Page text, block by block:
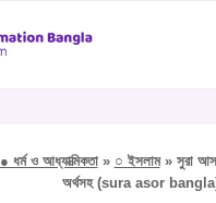
● ধর্ম ও আধ্যাত্মিকতা» ○ ইসলাম» সুরা
অর্থসহ (sura asor